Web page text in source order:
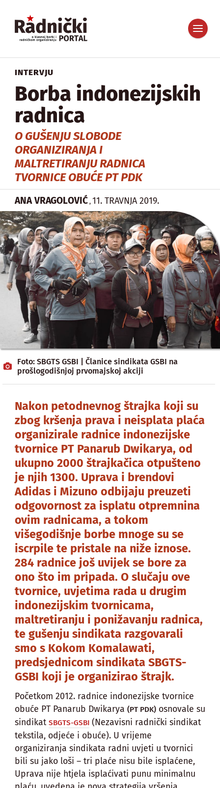
INTERVJU
Borba indonezijskih
radnica
O GUŠENJU SLOBODE
ORGANIZIRANJA I
MALTRETIRANJU RADNICA
TVORNICE OBUĆE PT PDK
ANA VRAGOLOVIĆ , 11. TRAVNJA 2019.
Foto: SBGTS GSBI | Članice sindikata GSBI na
prošlogodišnjoj prvomajskoj akciji
Nakon petodnevnog štrajka koji su
zbog kršenja prava i neisplata plaća
organizirale radnice indonezijske
tvornice PT Panarub Dwikarya, od
ukupno 2000 štrajkačica otpušteno
je njih 1300. Uprava i brendovi
Adidas i Mizuno odbijaju preuzeti
odgovornost za isplatu otpremnina
ovim radnicama, a tokom
višegodišnje borbe mnoge su se
iscrpile te pristale na niže iznose.
284 radnice još uvijek se bore za
ono što im pripada. O slučaju ove
tvornice, uvjetima rada u drugim
indonezijskim tvornicama,
maltretiranju i ponižavanju radnica,
te gušenju sindikata razgovarali
smo s Kokom Komalawati,
predsjednicom sindikata SBGTS-
GSBI koji je organizirao štrajk.
Početkom 2012. radnice indonezijske tvornice
obuće PT Panarub Dwikarya (PT PDK) osnovale su
sindikat SBGTS-GSBI (Nezavisni radnički sindikat
tekstila, odjeće i obuće). U vrijeme
organiziranja sindikata radni uvjeti u tvornici
bili su jako loši – tri plaće nisu bile isplaćene,
Uprava nije htjela isplaćivati punu minimalnu